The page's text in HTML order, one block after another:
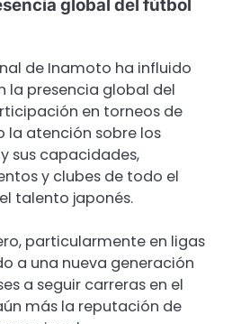
global del fútbol
de Inamoto ha influido
la presencia global del
en torneos de
la atención sobre los
sus capacidades,
y clubes de todo el
talento japonés.
particularmente en ligas
a una nueva generación
a seguir carreras en el
más la reputación de